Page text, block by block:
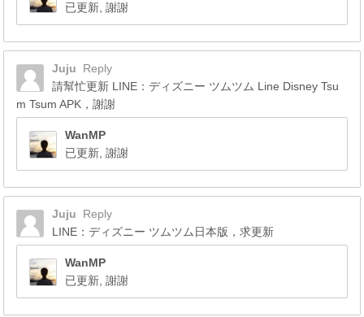
已更新, 謝謝
Juju
Reply
請幫忙更新 LINE：ディズニー ツムツム Line Disney Tsu
m Tsum APK，謝謝
WanMP
已更新, 謝謝
Juju
Reply
LINE：ディズニー ツムツム日本版，求更新
WanMP
已更新, 謝謝